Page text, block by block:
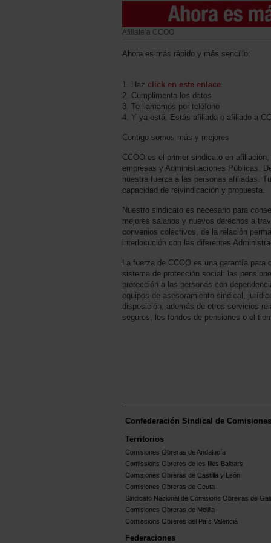
Afiliate a CCOO
Ahora es más rápido y más sencillo:
1. Haz click en este enlace
2. Cumplimenta los datos
3. Te llamamos por teléfono
4. Y ya está. Estás afiliada o afiliado a
Contigo somos más y mejores
CCOO es el primer sindicato en
empresas y Administraciones Públicas.
nuestra fuerza a las personas afiliadas.
capacidad de reivindicación y propuesta.
Nuestro sindicato es necesario para
mejores salarios y nuevos derechos a
convenios colectivos, de la relación
interlocución con las diferentes
La fuerza de CCOO es una garantía para
sistema de protección social: las
protección a las personas con
equipos de asesoramiento sindical,
disposición, además de otros servicios
seguros, los fondos de pensiones o el
Confederación Sindical de
Territorios
Comisiones Obreras de Andalucía
Comissions Obreres de les Illes Balears
Comisiones Obreras de Castilla y León
Comisiones Obreras de Ceuta
Sindicato Nacional de Comisions Obreiras de
Comisiones Obreras de Melilla
Comissions Obreres del Paìs Valenciá
Federaciones